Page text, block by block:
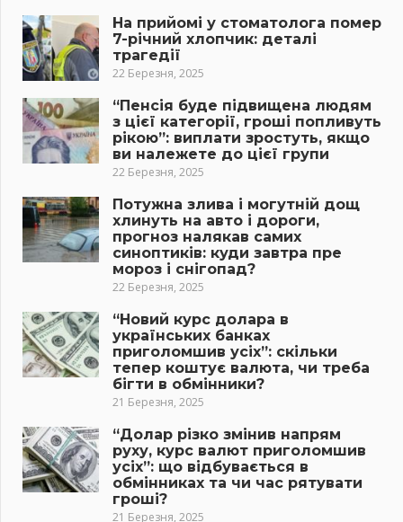
На прийомі у стоматолога помер
7-річний хлопчик: деталі
трагедії
22 Березня, 2025
“Пенсія буде підвищена людям
з цієї категорії, гроші попливуть
рікою”: виплати зростуть, якщо
ви належете до цієї групи
22 Березня, 2025
Потужна злива і могутній дощ
хлинуть на авто і дороги,
прогноз налякав самих
синоптиків: куди завтра пре
мороз і снігопад?
22 Березня, 2025
“Новий курс долара в
українських банках
приголомшив усіх”: скільки
тепер коштує валюта, чи треба
бігти в обмінники?
21 Березня, 2025
“Долар різко змінив напрям
руху, курс валют приголомшив
усіх”: що відбувається в
обмінниках та чи час рятувати
гроші?
21 Березня, 2025